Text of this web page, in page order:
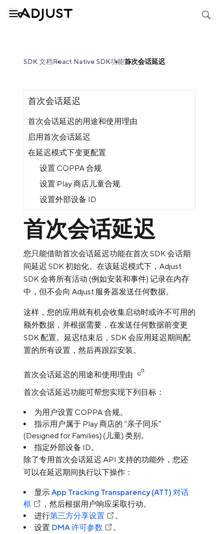
SDK 文档React Native SDK功能首次会话延迟
首次会话延迟
首次会话延迟的用途和使用理由
启用首次会话延迟
在延迟模式下变更配置
设置 COPPA 合规
设置 Play 商店儿童合规
设置外部设备 ID
首次会话延迟
您只能借助首次会话延迟功能在首次 SDK 会话期
间延迟 SDK 初始化。在该延迟模式下，Adjust
SDK 会将所有活动 (例如安装和事件) 记录在内存
中，但不会向 Adjust 服务器发送任何数据。
这样，您的应用就有机会收集启动时或许不可用的
额外数据，并根据需要，在发送任何数据前变更
SDK 配置。延迟结束后，SDK 会应用延迟期间配
置的所有设置，然后再跟踪安装。
首次会话延迟的用途和使用理由
首次会话延迟功能可帮您实现下列目标：
为用户设置 COPPA 合规。
指示用户属于 Play 商店的 “亲子同乐”
(Designed for Families) (儿童) 类别。
指定外部设备 ID。
除了专用首次会话延迟 API 支持的功能外，您还
可以在延迟期间执行以下操作：
显示App Tracking Transparency (ATT) 对话
框
，然后根据用户响应采取行动。
进行第三方分享设置
。
设置 DMA 许可参数
。